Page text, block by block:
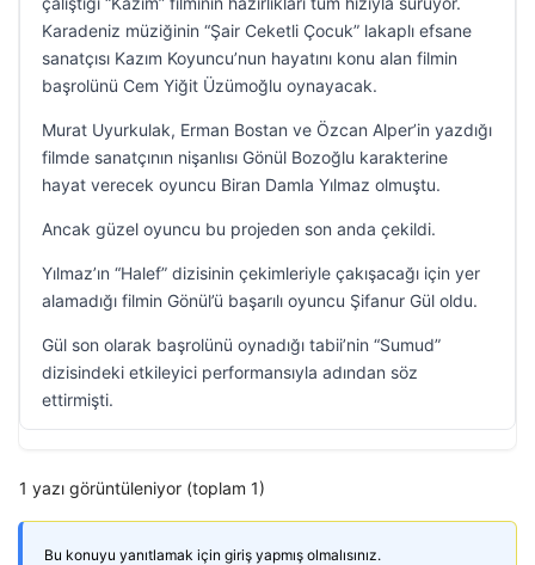
Karadeniz müziğinin “Şair Ceketli Çocuk” lakaplı efsane
sanatçısı Kazım Koyuncu’nun hayatını konu alan filmin
başrolünü Cem Yiğit Üzümoğlu oynayacak.
Murat Uyurkulak, Erman Bostan ve Özcan Alper’in yazdığı
filmde sanatçının nişanlısı Gönül Bozoğlu karakterine
hayat verecek oyuncu Biran Damla Yılmaz olmuştu.
Ancak güzel oyuncu bu projeden son anda çekildi.
Yılmaz’ın “Halef” dizisinin çekimleriyle çakışacağı için yer
alamadığı filmin Gönül’ü başarılı oyuncu Şifanur Gül oldu.
Gül son olarak başrolünü oynadığı tabii’nin “Sumud”
dizisindeki etkileyici performansıyla adından söz
ettirmişti.
1 yazı görüntüleniyor (toplam 1)
Bu konuyu yanıtlamak için giriş yapmış olmalısınız.